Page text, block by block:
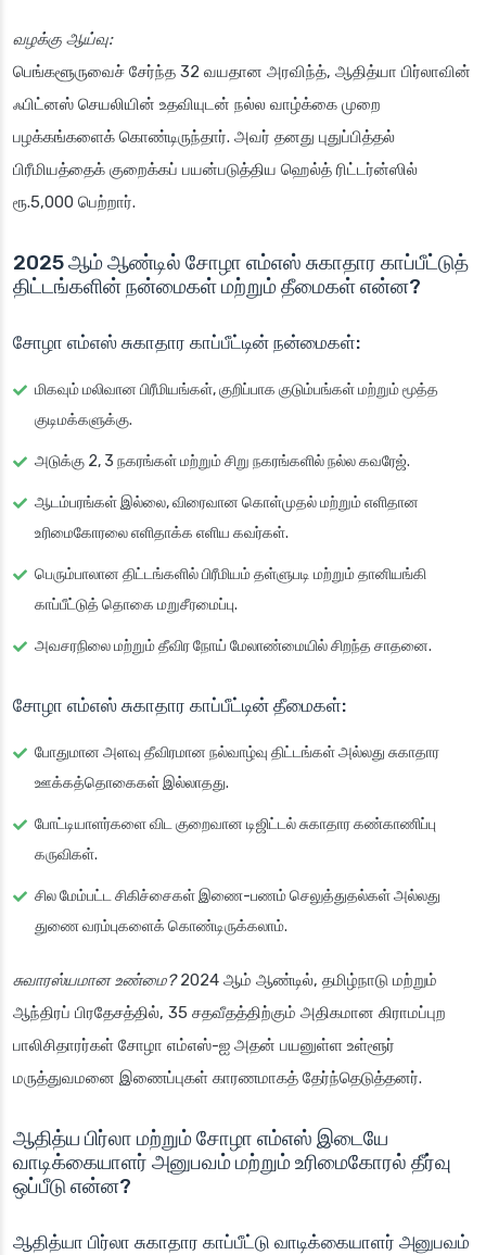
வழக்கு ஆய்வு:
பெங்களூருவைச் சேர்ந்த 32 வயதான அரவிந்த், ஆதித்யா பிர்லாவின்
ஃபிட்னஸ் செயலியின் உதவியுடன் நல்ல வாழ்க்கை முறை
பழக்கங்களைக் கொண்டிருந்தார். அவர் தனது புதுப்பித்தல்
பிரீமியத்தைக் குறைக்கப் பயன்படுத்திய ஹெல்த் ரிட்டர்ன்ஸில்
ரூ.5,000 பெற்றார்.
2025 ஆம் ஆண்டில் சோழா எம்எஸ் சுகாதார காப்பீட்டுத்
திட்டங்களின் நன்மைகள் மற்றும் தீமைகள் என்ன?
சோழா எம்எஸ் சுகாதார காப்பீட்டின் நன்மைகள்:
மிகவும் மலிவான பிரீமியங்கள், குறிப்பாக குடும்பங்கள் மற்றும் மூத்த
குடிமக்களுக்கு.
அடுக்கு 2, 3 நகரங்கள் மற்றும் சிறு நகரங்களில் நல்ல கவரேஜ்.
ஆடம்பரங்கள் இல்லை, விரைவான கொள்முதல் மற்றும் எளிதான
உரிமைகோரலை எளிதாக்க எளிய கவர்கள்.
பெரும்பாலான திட்டங்களில் பிரீமியம் தள்ளுபடி மற்றும் தானியங்கி
காப்பீட்டுத் தொகை மறுசீரமைப்பு.
அவசரநிலை மற்றும் தீவிர நோய் மேலாண்மையில் சிறந்த சாதனை.
சோழா எம்எஸ் சுகாதார காப்பீட்டின் தீமைகள்:
போதுமான அளவு தீவிரமான நல்வாழ்வு திட்டங்கள் அல்லது சுகாதார
ஊக்கத்தொகைகள் இல்லாதது.
போட்டியாளர்களை விட குறைவான டிஜிட்டல் சுகாதார கண்காணிப்பு
கருவிகள்.
சில மேம்பட்ட சிகிச்சைகள் இணை-பணம் செலுத்துதல்கள் அல்லது
துணை வரம்புகளைக் கொண்டிருக்கலாம்.
சுவாரஸ்யமான உண்மை?2024 ஆம் ஆண்டில், தமிழ்நாடு மற்றும்
ஆந்திரப் பிரதேசத்தில், 35 சதவீதத்திற்கும் அதிகமான கிராமப்புற
பாலிசிதாரர்கள் சோழா எம்எஸ்-ஐ அதன் பயனுள்ள உள்ளூர்
மருத்துவமனை இணைப்புகள் காரணமாகத் தேர்ந்தெடுத்தனர்.
ஆதித்ய பிர்லா மற்றும் சோழா எம்எஸ் இடையே
வாடிக்கையாளர் அனுபவம் மற்றும் உரிமைகோரல் தீர்வு
ஒப்பீடு என்ன?
ஆதித்யா பிர்லா சுகாதார காப்பீட்டு வாடிக்கையாளர் அனுபவம்